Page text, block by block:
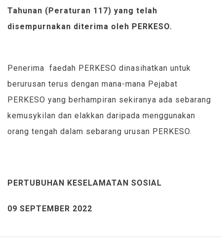
Tahunan (Peraturan 117) yang telah
disempurnakan diterima oleh PERKESO.
Penerima faedah PERKESO dinasihatkan untuk
berurusan terus dengan mana-mana Pejabat
PERKESO yang berhampiran sekiranya ada sebarang
kemusykilan dan elakkan daripada menggunakan
orang tengah dalam sebarang urusan PERKESO.
PERTUBUHAN KESELAMATAN SOSIAL
09 SEPTEMBER 2022